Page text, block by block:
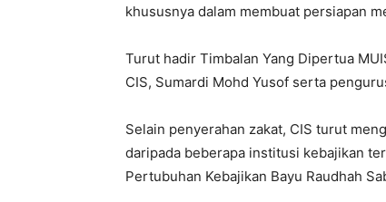
khususnya dalam membuat persiapan
Turut hadir Timbalan Yang Dipertua
CIS, Sumardi Mohd Yusof serta
Selain penyerahan zakat, CIS turut
daripada beberapa institusi kebajikan
Pertubuhan Kebajikan Bayu Raudhah